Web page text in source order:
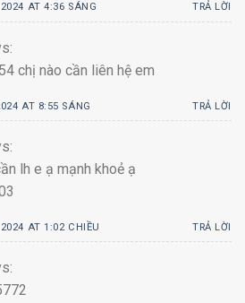
AT 4:36 SÁNG TRẢ LỜI
chị nào cần liên hệ em
AT 8:55 SÁNG TRẢ LỜI
lh e ạ mạnh khoẻ ạ
AT 1:02 CHIỀU TRẢ LỜI